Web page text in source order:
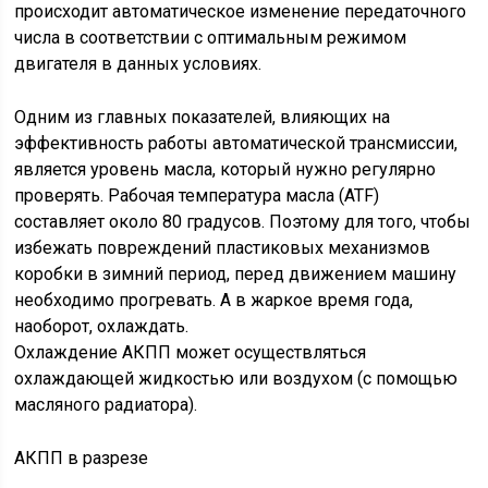
происходит автоматическое изменение передаточного
числа в соответствии с оптимальным режимом
двигателя в данных условиях.
Одним из главных показателей, влияющих на
эффективность работы автоматической трансмиссии,
является уровень масла, который нужно регулярно
проверять. Рабочая температура масла (ATF)
составляет около 80 градусов. Поэтому для того, чтобы
избежать повреждений пластиковых механизмов
коробки в зимний период, перед движением машину
необходимо прогревать. А в жаркое время года,
наоборот, охлаждать.
Охлаждение АКПП может осуществляться
охлаждающей жидкостью или воздухом (с помощью
масляного радиатора).
АКПП в разрезе